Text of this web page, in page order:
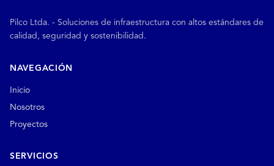
Pilco Ltda. - Soluciones de infraestructura con altos estándares de
calidad, seguridad y sostenibilidad.
NAVEGACIÓN
Inicio
Nosotros
Proyectos
SERVICIOS